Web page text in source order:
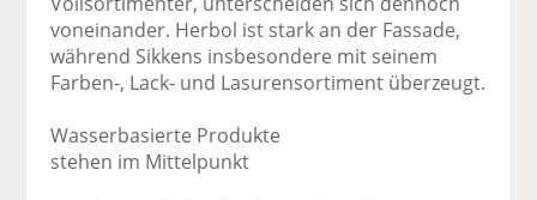
voneinander. Herbol ist stark an der Fassade,
während Sikkens insbesondere mit seinem
Farben-, Lack- und Lasurensortiment überzeugt.
Wasserbasierte Produkte
stehen im Mittelpunkt